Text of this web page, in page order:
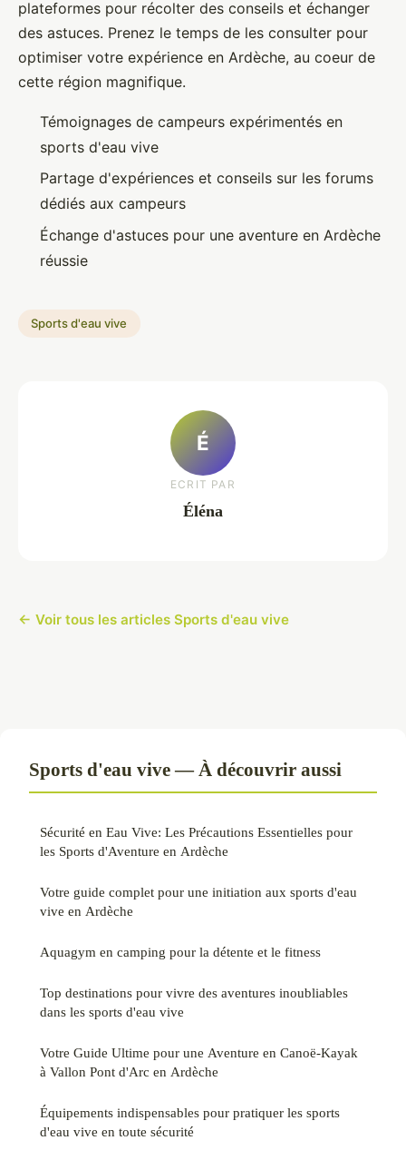
plateformes pour récolter des conseils et échanger
des astuces. Prenez le temps de les consulter pour
optimiser votre expérience en Ardèche, au coeur de
cette région magnifique.
Témoignages de campeurs expérimentés en
sports d'eau vive
Partage d'expériences et conseils sur les forums
dédiés aux campeurs
Échange d'astuces pour une aventure en Ardèche
réussie
Sports d'eau vive
É
ECRIT PAR
Éléna
← Voir tous les articles Sports d'eau vive
Sports d'eau vive — À découvrir aussi
Sécurité en Eau Vive: Les Précautions Essentielles pour
les Sports d'Aventure en Ardèche
Votre guide complet pour une initiation aux sports d'eau
vive en Ardèche
Aquagym en camping pour la détente et le fitness
Top destinations pour vivre des aventures inoubliables
dans les sports d'eau vive
Votre Guide Ultime pour une Aventure en Canoë-Kayak
à Vallon Pont d'Arc en Ardèche
Équipements indispensables pour pratiquer les sports
d'eau vive en toute sécurité